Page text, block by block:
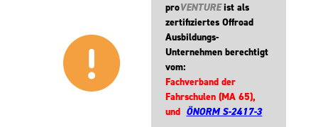
proVENTUREist als
zertifiziertes Offroad
Ausbildungs-
Unternehmen berechtigt
vom:
Fachverband der
Fahrschulen (MA 65),
und ÖNORM S-2417-3